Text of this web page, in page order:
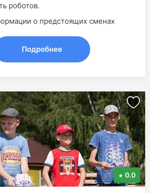
роботов.
о предстоящих сменах
Подробнее
0.0